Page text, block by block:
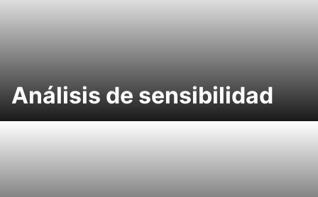
Análisis de sensibilidad